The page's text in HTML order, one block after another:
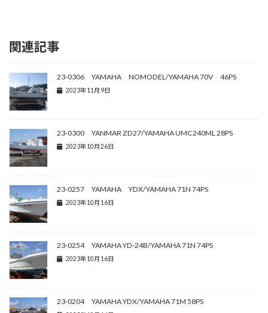
関連記事
23-0306 YAMAHA NOMODEL/YAMAHA 70V 46PS
2023年11月9日
23-0300 YANMAR ZD27/YAMAHA UMC240ML 28PS
2023年10月26日
23-0257 YAMAHA YDX/YAMAHA 71N 74PS
2023年10月16日
23-0254 YAMAHA YD-24B/YAMAHA 71N 74PS
2023年10月16日
23-0204 YAMAHA YDX/YAMAHA 71M 58PS